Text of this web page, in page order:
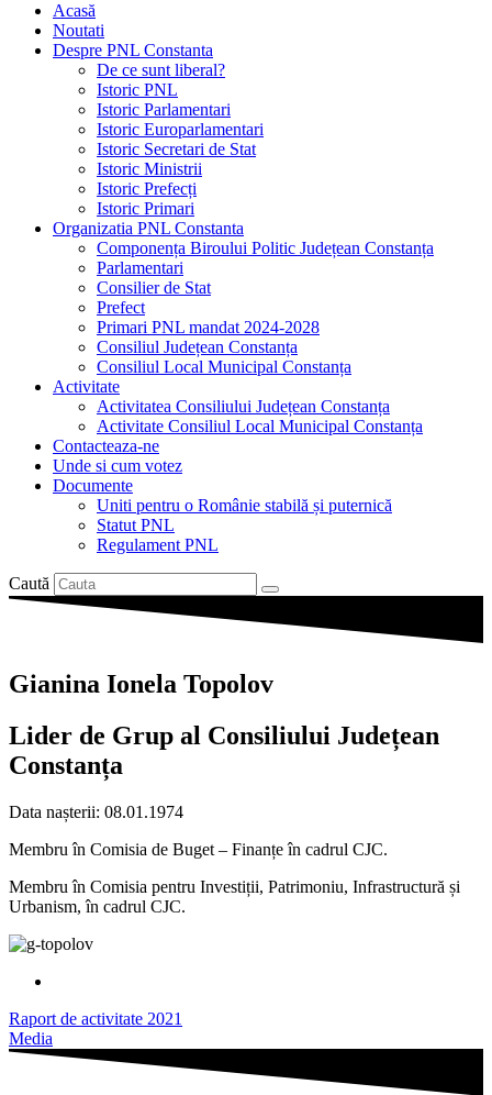
Acasă
Noutati
Despre PNL Constanta
De ce sunt liberal?
Istoric PNL
Istoric Parlamentari
Istoric Europarlamentari
Istoric Secretari de Stat
Istoric Ministrii
Istoric Prefecți
Istoric Primari
Organizatia PNL Constanta
Componența Biroului Politic Județean Constanța
Parlamentari
Consilier de Stat
Prefect
Primari PNL mandat 2024-2028
Consiliul Județean Constanța
Consiliul Local Municipal Constanța
Activitate
Activitatea Consiliului Județean Constanța
Activitate Consiliul Local Municipal Constanța
Contacteaza-ne
Unde si cum votez
Documente
Uniti pentru o Românie stabilă și puternică
Statut PNL
Regulament PNL
Caută
Gianina Ionela Topolov
Lider de Grup al Consiliului Județean
Constanța
Data nașterii: 08.01.1974
Membru în Comisia de Buget – Finanțe în cadrul CJC.
Membru în Comisia pentru Investiții, Patrimoniu, Infrastructură și
Urbanism, în cadrul CJC.
Raport de activitate 2021
Media